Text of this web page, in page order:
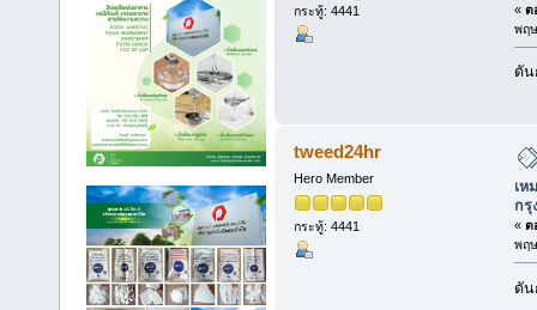
กระทู้: 4441 « ต
พฤ
ดัน
tweed24hr
Hero Member
กระทู้: 4441
เห
กรุ
« ต
พฤ
ดัน